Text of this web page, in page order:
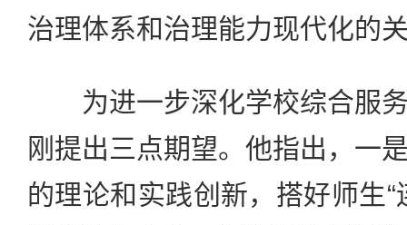
治理体系和治理能力现代化的
为进一步深化学校综合服务
刚提出三点期望。他指出，一
的理论和实践创新，搭好师生